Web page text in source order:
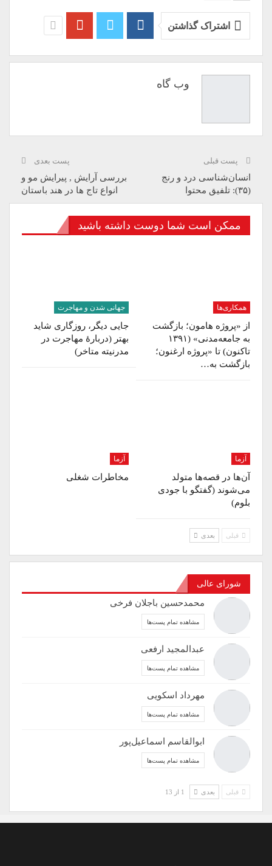
اشتراک گذاشتن
وب گاه
پست قبلی
انسان‌شناسی درد و رنج
پست بعدی
بررسی آرایش , پیرایش مو و
انواع تاج ها در هند باستان
ممکن است شما دوست داشته باشید
همکاری‌ها
از «پروژه هامون؛ بازگشت
به جامعه‌مدنی» (۱۳۹۱
تاکنون) تا «پروژه ارغنون؛
بازگشت به…
جهانی شدن و مهاجرت
جایی دیگر، روزگاری شاید
بهتر (دربارۀ مهاجرت در
مدرنیته متاخر)
آزما
آن‌ها در قصه‌ها متولد
می‌شوند (گفتگو با جودی
بلوم)
آزما
مخاطرات شغلی
قبلی بعدی
شورای عالی
محمدحسین باجلان فرخی
مشاهده تمام پست‌ها
عبدالمجید ارفعی
مشاهده تمام پست‌ها
مهرداد اسکویی
مشاهده تمام پست‌ها
ابوالقاسم اسماعیل‌پور
مشاهده تمام پست‌ها
قبلی بعدی